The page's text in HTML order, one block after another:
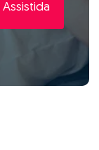
Assistida